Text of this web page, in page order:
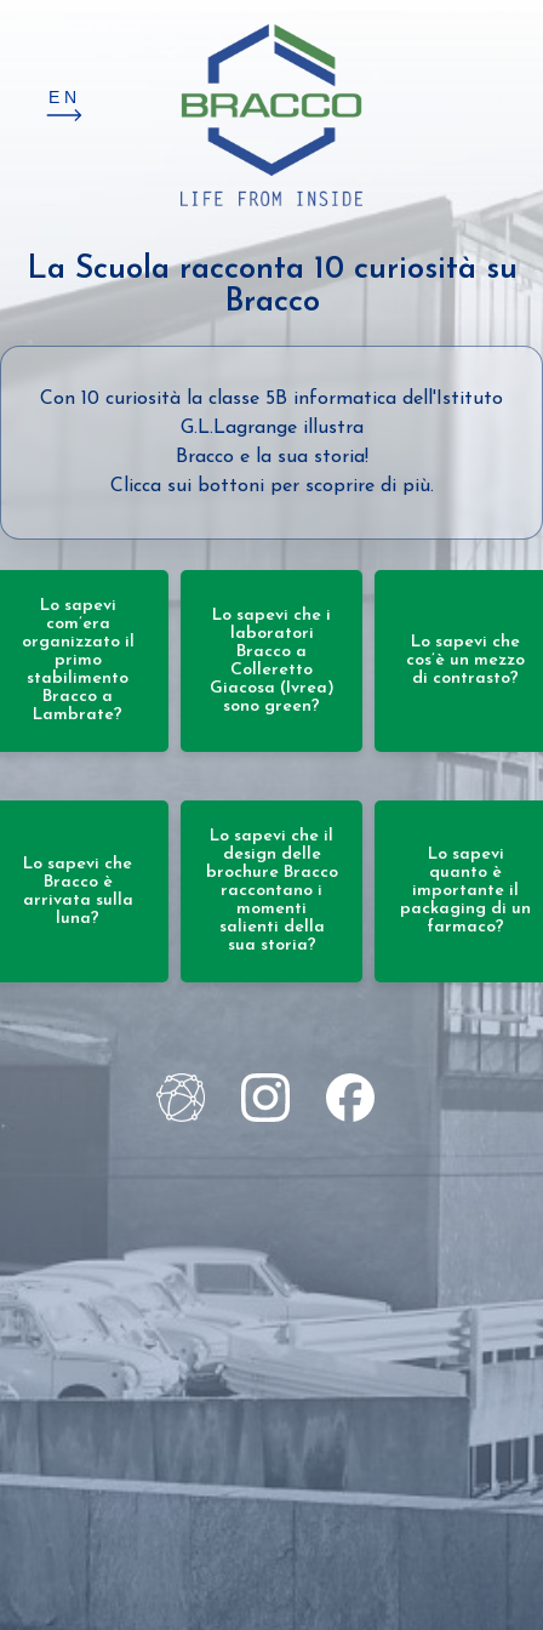
La Scuola racconta 10 curiosità su
Bracco
Con 10 curiosità la classe 5B informatica dell'Istituto
G.L.Lagrange illustra
Bracco e la sua storia!
Clicca sui bottoni per scoprire di più.
Lo sapevi
com’era
organizzato il
primo
stabilimento
Bracco a
Lambrate?
Lo sapevi che i
laboratori
Bracco a
Colleretto
Giacosa (Ivrea)
sono green?
Lo sapevi che
cos’è un mezzo
di contrasto?
Lo sapevi che
Bracco è
arrivata sulla
luna?
Lo sapevi che il
design delle
brochure Bracco
raccontano i
momenti
salienti della
sua storia?
Lo sapevi
quanto è
importante il
packaging di un
farmaco?
EN